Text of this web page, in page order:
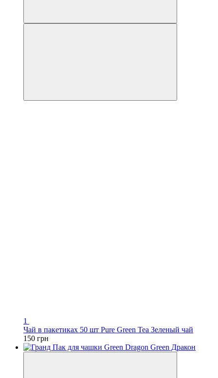
1
Чай в пакетиках 50 шт Pure Green Tea Зеленый чай
150 грн